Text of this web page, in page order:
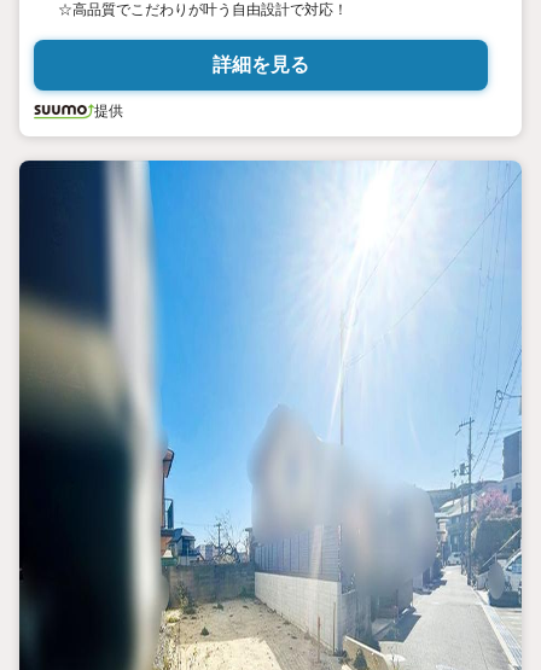
☆高品質でこだわりが叶う自由設計で対応！
詳細を見る
提供